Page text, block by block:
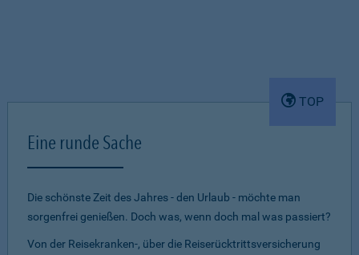
TOP
Eine runde Sache
Die schönste Zeit des Jahres - den Urlaub - möchte man
sorgenfrei genießen. Doch was, wenn doch mal was passiert?
Von der Reisekranken-, über die Reiserücktrittsversicherung